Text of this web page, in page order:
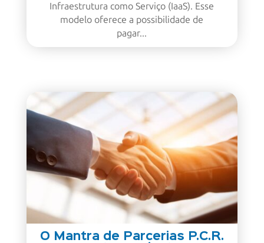
Infraestrutura como Serviço (IaaS). Esse
modelo oferece a possibilidade de
pagar...
O Mantra de Parcerias P.C.R.